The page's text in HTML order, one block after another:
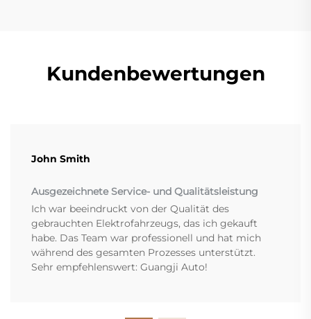
Kundenbewertungen
John Smith
Ausgezeichnete Service- und Qualitätsleistung
Ich war beeindruckt von der Qualität des
gebrauchten Elektrofahrzeugs, das ich gekauft
habe. Das Team war professionell und hat mich
während des gesamten Prozesses unterstützt.
Sehr empfehlenswert: Guangji Auto!